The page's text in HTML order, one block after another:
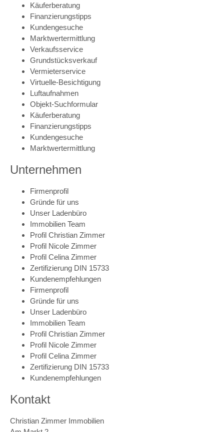
Käuferberatung
Finanzierungstipps
Kundengesuche
Marktwertermittlung
Verkaufsservice
Grundstücksverkauf
Vermieterservice
Virtuelle-Besichtigung
Luftaufnahmen
Objekt-Suchformular
Käuferberatung
Finanzierungstipps
Kundengesuche
Marktwertermittlung
Unternehmen
Firmenprofil
Gründe für uns
Unser Ladenbüro
Immobilien Team
Profil Christian Zimmer
Profil Nicole Zimmer
Profil Celina Zimmer
Zertifizierung DIN 15733
Kundenempfehlungen
Firmenprofil
Gründe für uns
Unser Ladenbüro
Immobilien Team
Profil Christian Zimmer
Profil Nicole Zimmer
Profil Celina Zimmer
Zertifizierung DIN 15733
Kundenempfehlungen
Kontakt
Christian Zimmer Immobilien